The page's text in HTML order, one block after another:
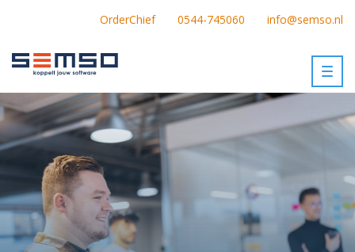
OrderChief 0544-745060 info@semso.nl